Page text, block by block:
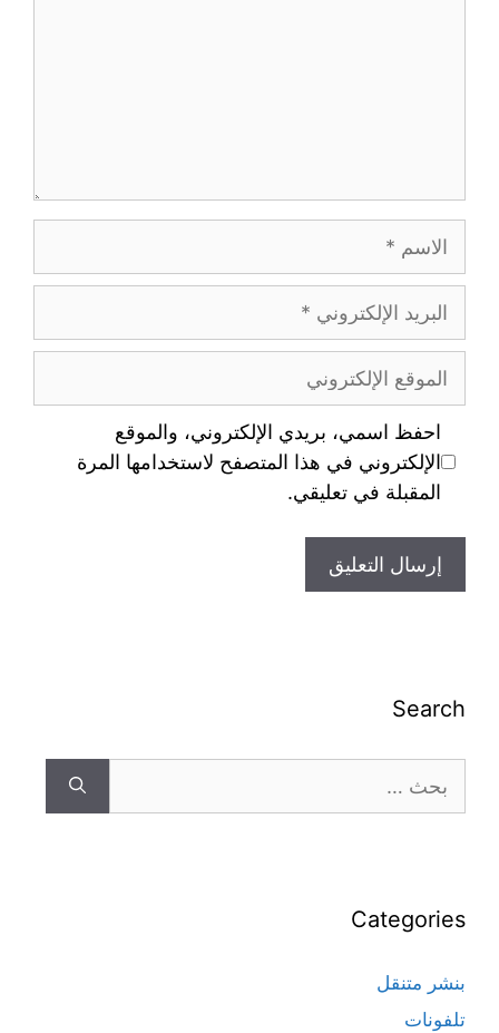
احفظ اسمي، بريدي الإلكتروني، والموقع
الإلكتروني في هذا المتصفح لاستخدامها المرة
المقبلة في تعليقي.
Search
Categories
بنشر متنقل
تلفونات